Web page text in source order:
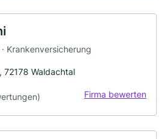
Krankenversicherung
Waldachtal
Firma bewerten